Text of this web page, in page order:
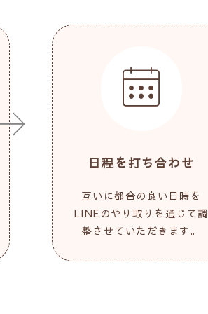
日程を打ち合わせ
互いに都合の良い日時を
LINEのやり取りを通じて調
整させていただきます。